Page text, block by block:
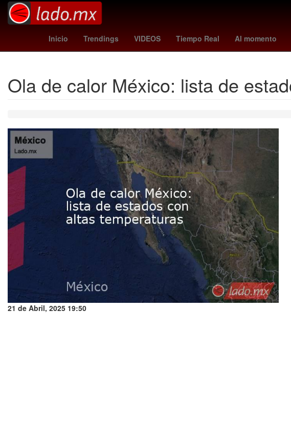
Inicio Trendings VIDEOS Tiempo Real Al momento
Star Wars Puebla de Zaragoza atleta Tierra cam skattebo
Ola de calor México: lista de
21 de Abril, 2025 19:50